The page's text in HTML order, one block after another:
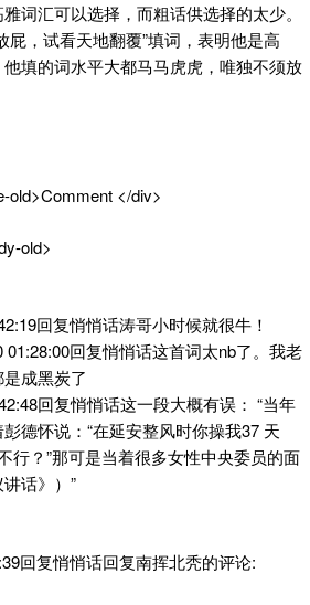
词汇可以选择，而粗话供选择的太少。
屁，试看天地翻覆”填词，表明他是高
填的词水平大都马马虎虎，唯独不须放
old>Comment </div>
old>
回复悄悄话涛哥小时候就很牛！
01:28:00回复悄悄话这首词太nb了。我老
成黑炭了
回复悄悄话这一段大概有误： “当年
德怀说：“在延安整风时你操我37 天
行？”那可是当着很多女性中央委员的面
话》）”
回复悄悄话回复南挥北秃的评论: